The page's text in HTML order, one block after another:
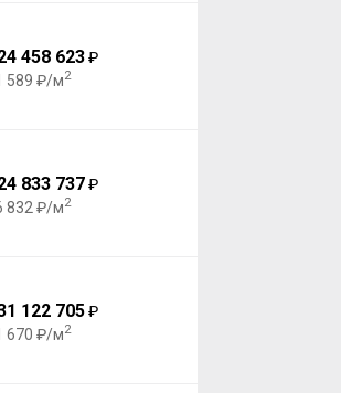
458 623₽
589 ₽/м2
833 737₽
832 ₽/м2
122 705₽
670 ₽/м2